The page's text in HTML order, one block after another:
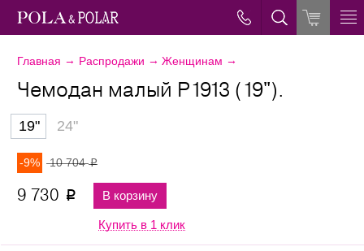
Главная → Распродажи → Женщинам →
Чемодан малый Р1913 (19").
19" 24"
-9% 10 704p
9 730 p В корзину
Купить в 1 клик